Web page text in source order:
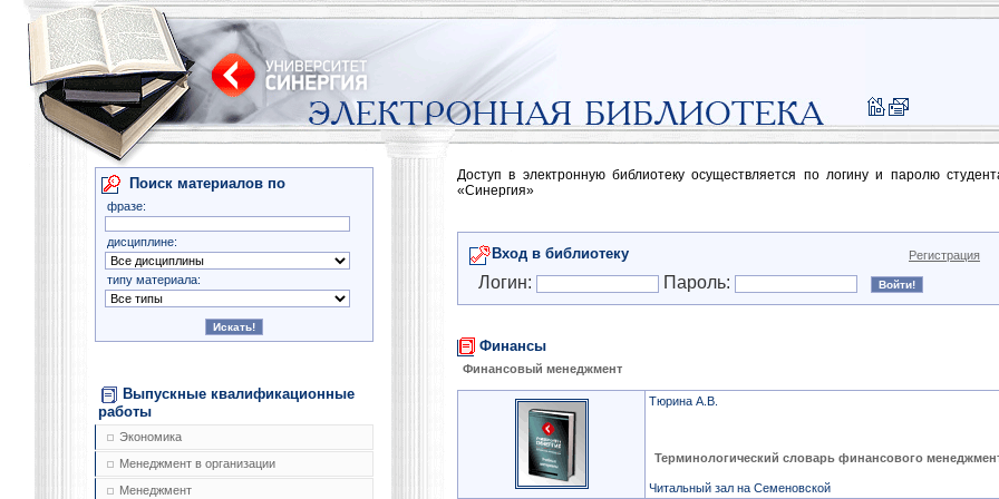
Поиск материалов по
фразе:
дисциплине:
типу материала:
Выпускные квалификационные
работы
Экономика
Менеджмент в организации
Менеджмент
Доступ в электронную библиотеку осуществляется по логину и паролю
«Синергия»
Вход в библиотеку Регистрация
Логин: Пароль:
Финансы
Финансовый менеджмент
Тюрина А.В.
Терминологический словарь финансового
Читальный зал на Семеновской